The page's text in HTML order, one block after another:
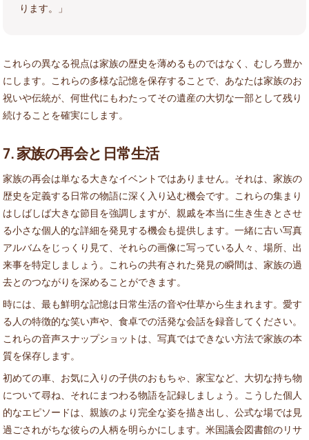
ります。」
これらの異なる視点は家族の歴史を薄めるものではなく、むしろ豊か
にします。これらの多様な記憶を保存することで、あなたは家族のお
祝いや伝統が、何世代にもわたってその遺産の大切な一部として残り
続けることを確実にします。
7. 家族の再会と日常生活
家族の再会は単なる大きなイベントではありません。それは、家族の
歴史を定義する日常の物語に深く入り込む機会です。これらの集まり
はしばしば大きな節目を強調しますが、親戚を本当に生き生きとさせ
る小さな個人的な詳細を発見する機会も提供します。一緒に古い写真
アルバムをじっくり見て、それらの画像に写っている人々、場所、出
来事を特定しましょう。これらの共有された発見の瞬間は、家族の過
去とのつながりを深めることができます。
時には、最も鮮明な記憶は日常生活の音や仕草から生まれます。愛す
る人の特徴的な笑い声や、食卓での活発な会話を録音してください。
これらの音声スナップショットは、写真ではできない方法で家族の本
質を保存します。
初めての車、お気に入りの子供のおもちゃ、家宝など、大切な持ち物
について尋ね、それにまつわる物語を記録しましょう。こうした個人
的なエピソードは、親族のより完全な姿を描き出し、公式な場では見
過ごされがちな彼らの人柄を明らかにします。米国議会図書館のリサ